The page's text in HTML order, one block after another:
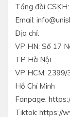
Tổng đài
Email:
Địa chỉ:
VP HN: Số 17
TP Hà Nội
VP HCM: 2399/
Hồ Chí Minh
Fanpage:
Tiktok: https://